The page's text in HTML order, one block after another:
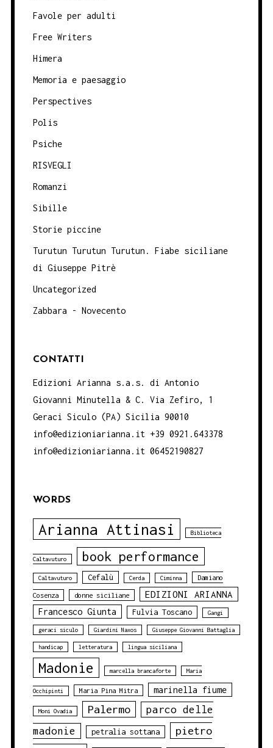
Favole per adulti
Free Writers
Himera
Memoria e paesaggio
Perspectives
Polis
Psiche
RISVEGLI
Romanzi
Sibille
Storie piccine
Turutun Turutun Turutun. Fiabe siciliane
di Giuseppe Pitrè
Uncategorized
Zabbara - Novecento
CONTATTI
Edizioni Arianna s.a.s. di Antonio
Giovanni Minutella & C. Via Zefiro, 1
Geraci Siculo (PA) Sicilia 90010
info@edizioniarianna.it +39 0921.643378
info@edizioniarianna.it 06452190827
WORDS
Arianna Attinasi Biblioteca
Caltavuturo book performance
Caltavuturo Cefalù Cerda Ciminna Damiano
Cosenza donne siciliane EDIZIONI ARIANNA
Francesco Giunta Fulvia Toscano Gangi
geraci siculo Giardini Naxos Giuseppe Giovanni Battaglia
handicap letteratura lingua siciliana
Madonie marcella brancaforte Maria
Occhipinti Maria Pina Mitra marinella fiume
Moni Ovadia Palermo
parco delle
madonie
petralia sottana
pietro